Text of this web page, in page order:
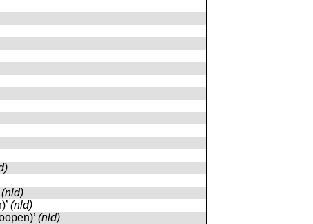
(nld)
(nld)
(nld)